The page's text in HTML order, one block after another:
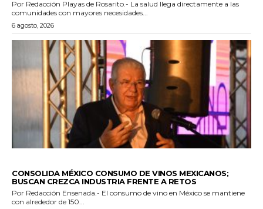
Por Redacción Playas de Rosarito.- La salud llega directamente a las
comunidades con mayores necesidades...
6 agosto, 2026
CONSOLIDA MÉXICO CONSUMO DE VINOS MEXICANOS;
BUSCAN CREZCA INDUSTRIA FRENTE A RETOS
Por Redacción Ensenada.- El consumo de vino en México se mantiene
con alrededor de 150...